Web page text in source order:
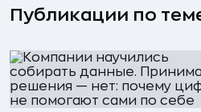
Публикации по